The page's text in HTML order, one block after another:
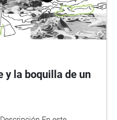
y la boquilla de un